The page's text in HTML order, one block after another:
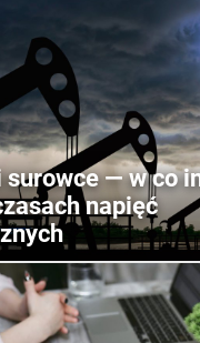
surowce — w co
napięć